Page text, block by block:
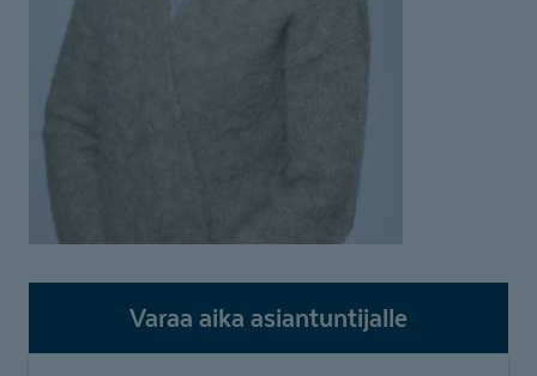
Varaa aika asiantuntijalle